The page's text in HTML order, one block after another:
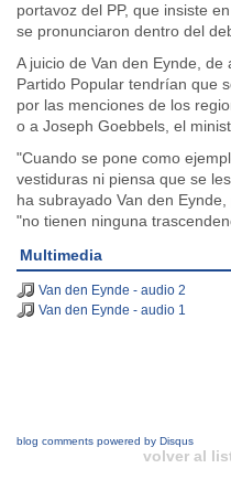
portavoz del PP, que insiste
se pronunciaron dentro del
A juicio de Van den Eynde,
Partido Popular tendrían que
por las menciones de los
o a Joseph Goebbels, el
"Cuando se pone como
vestiduras ni piensa que se
ha subrayado Van den
"no tienen ninguna
Multimedia
Van den Eynde - audio 2
Van den Eynde - audio 1
blog comments powered by Disqus
volver al